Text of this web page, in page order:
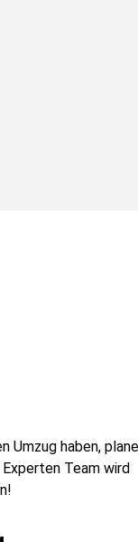
Umzug haben,
Team wird